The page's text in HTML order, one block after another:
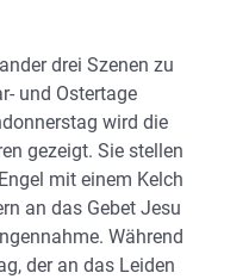
drei Szenen zu
und Ostertage
wird die
gezeigt. Sie stellen
mit einem Kelch
an das Gebet Jesu
Während
der an das Leiden